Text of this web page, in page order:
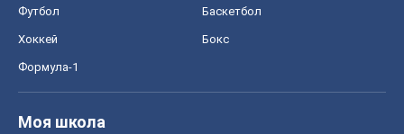
Футбол Баскетбол
Хоккей Бокс
Формула-1
Моя школа